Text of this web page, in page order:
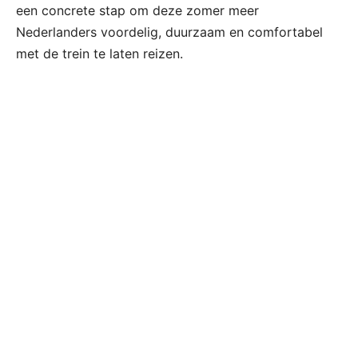
een concrete stap om deze zomer meer
Nederlanders voordelig, duurzaam en comfortabel
met de trein te laten reizen.